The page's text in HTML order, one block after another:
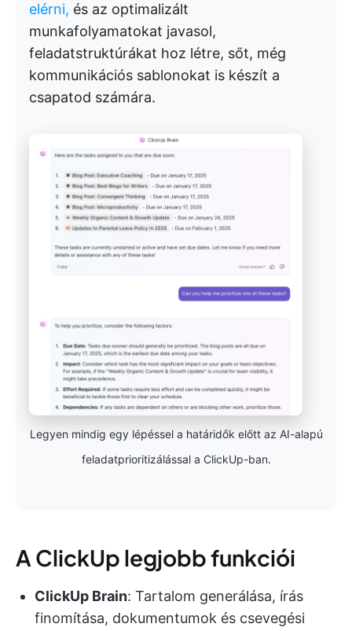
elérni, és az optimalizált
munkafolyamatokat javasol,
feladatstruktúrákat hoz létre, sőt, még
kommunikációs sablonokat is készít a
csapatod számára.
Legyen mindig egy lépéssel a határidők előtt az AI-alapú
feladatprioritizálással a ClickUp-ban.
A ClickUp legjobb funkciói
ClickUp Brain: Tartalom generálása, írás
finomítása, dokumentumok és csevegési